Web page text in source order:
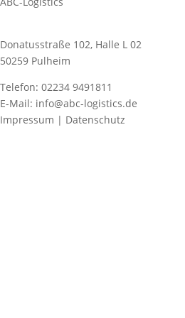
Donatusstraße 102, Halle L 02
50259 Pulheim
Telefon: 02234 9491811
E-Mail: info@abc-logistics.de
Impressum | Datenschutz